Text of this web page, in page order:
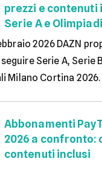
prezzi e contenuti
Serie A e
2026 DAZN
Serie A, Serie
Milano Cortina 2026.
Abbonamenti
2026 a confronto:
contenuti inclusi